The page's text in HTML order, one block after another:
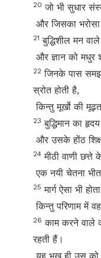
20 जो भी सुधार
और जिसका भरोसा
21 बुद्धिशील मन
और ज्ञान को मधुर
22 जिनके पास
स्रोत होती है,
किन्तु मूर्खो की
23 बुद्धिमान का
और उसके होंठ
24 मीठी वाणी छत्ते
एक नयी चेतना
25 मार्ग ऐसा भी
किन्तु परिणाम में
26 काम करने वाले
रहती हैं।